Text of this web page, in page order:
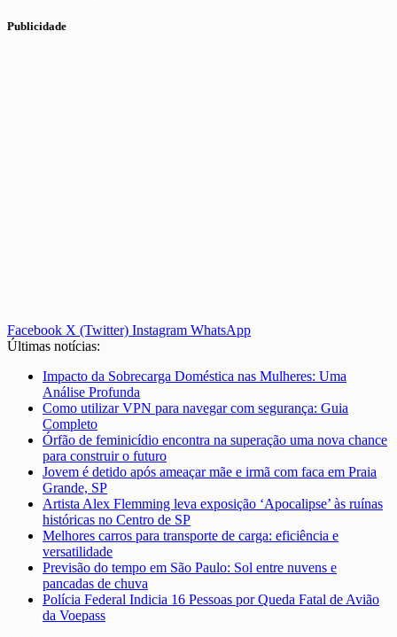
Publicidade
Facebook X (Twitter) Instagram WhatsApp
Últimas notícias:
Impacto da Sobrecarga Doméstica nas Mulheres: Uma
Análise Profunda
Como utilizar VPN para navegar com segurança: Guia
Completo
Órfão de feminicídio encontra na superação uma nova chance
para construir o futuro
Jovem é detido após ameaçar mãe e irmã com faca em Praia
Grande, SP
Artista Alex Flemming leva exposição ‘Apocalipse’ às ruínas
históricas no Centro de SP
Melhores carros para transporte de carga: eficiência e
versatilidade
Previsão do tempo em São Paulo: Sol entre nuvens e
pancadas de chuva
Polícia Federal Indicia 16 Pessoas por Queda Fatal de Avião
da Voepass